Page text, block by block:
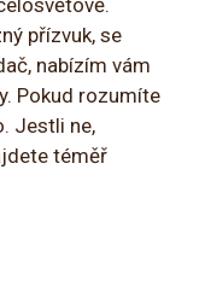
přízvuk, se
nabízím vám
Pokud rozumíte
Jestli ne,
téměř